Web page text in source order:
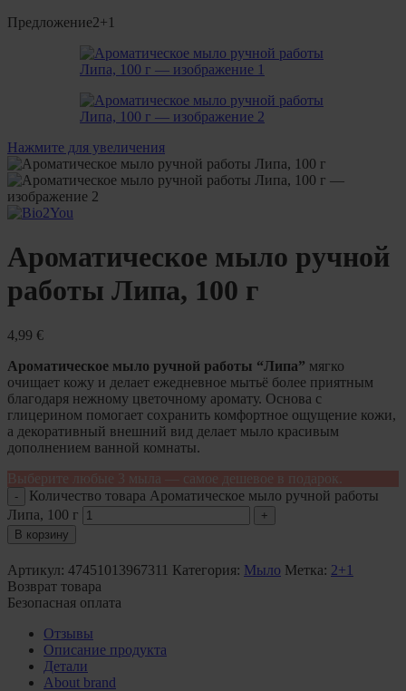
Предложение2+1
Нажмите для увеличения
Ароматическое мыло ручной
работы Липа, 100 г
4,99 €
Ароматическое мыло ручной работы “Липа” мягко
очищает кожу и делает ежедневное мытьё более приятным
благодаря нежному цветочному аромату. Основа с
глицерином помогает сохранить комфортное ощущение кожи,
а декоративный внешний вид делает мыло красивым
дополнением ванной комнаты.
Выберите любые 3 мыла — самое дешевое в подарок.
Количество товара Ароматическое мыло ручной работы
Липа, 100 г
В корзину
Артикул: 47451013967311 Категория: Мыло Метка: 2+1
Возврат товара
Безопасная оплата
Отзывы
Описание продукта
Детали
About brand